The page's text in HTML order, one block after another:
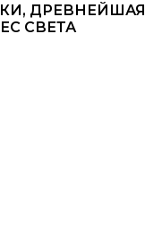
ДРЕВНЕЙШАЯ
СВЕТА